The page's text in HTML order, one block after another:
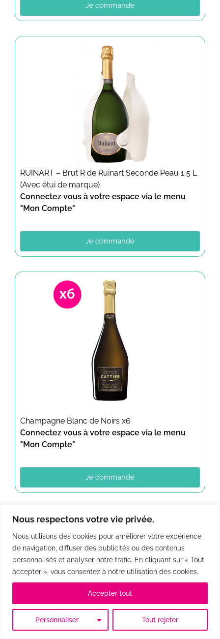
Nous respectons votre vie privée.
Nous utilisons des cookies pour améliorer votre expérience
de navigation, diffuser des publicités ou des contenus
personnalisés et analyser notre trafic. En cliquant sur « Tout
accepter », vous consentez à notre utilisation des cookies.
Personnaliser Tout rejeter
Accepter tout
Je commande
RUINART – Brut R de Ruinart Seconde Peau 1,5 L
(Avec étui de marque)
Connectez vous à votre espace via le menu
"Mon Compte"
Je commande
Champagne Blanc de Noirs x6
Connectez vous à votre espace via le menu
"Mon Compte"
Je commande